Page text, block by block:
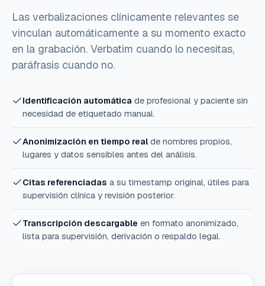
Las verbalizaciones clínicamente relevantes se
vinculan automáticamente a su momento exacto
en la grabación. Verbatim cuando lo necesitas,
paráfrasis cuando no.
Identificación automática de profesional y paciente sin
necesidad de etiquetado manual.
Anonimización en tiempo real de nombres propios,
lugares y datos sensibles antes del análisis.
Citas referenciadas a su timestamp original, útiles para
supervisión clínica y revisión posterior.
Transcripción descargable en formato anonimizado,
lista para supervisión, derivación o respaldo legal.